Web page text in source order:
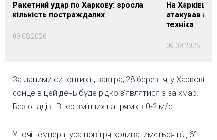
Ракетний удар по Харкову: зросла
кількість постраждалих
09.08.2026
На
атакував
техніка
09.08.2026
За даними синоптиків, завтра, 28 березня, у Харкові
сонце в цей день буде рідко з'являтися з-за хмар.
Без опадів. Вітер змінних напрямків 0-2 м/с.
Уночі температура повітря коливатиметься від 6°